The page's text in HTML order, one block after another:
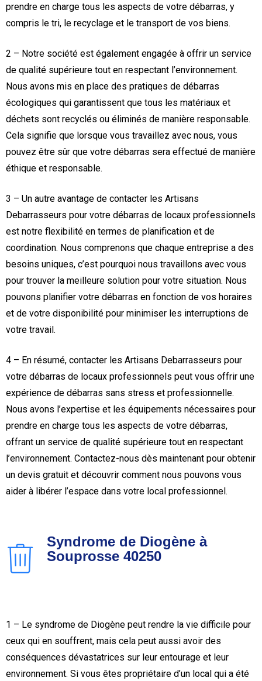
prendre en charge tous les aspects de votre débarras, y
compris le tri, le recyclage et le transport de vos biens.
2 – Notre société est également engagée à offrir un service
de qualité supérieure tout en respectant l’environnement.
Nous avons mis en place des pratiques de débarras
écologiques qui garantissent que tous les matériaux et
déchets sont recyclés ou éliminés de manière responsable.
Cela signifie que lorsque vous travaillez avec nous, vous
pouvez être sûr que votre débarras sera effectué de manière
éthique et responsable.
3 – Un autre avantage de contacter les Artisans
Debarrasseurs pour votre débarras de locaux professionnels
est notre flexibilité en termes de planification et de
coordination. Nous comprenons que chaque entreprise a des
besoins uniques, c’est pourquoi nous travaillons avec vous
pour trouver la meilleure solution pour votre situation. Nous
pouvons planifier votre débarras en fonction de vos horaires
et de votre disponibilité pour minimiser les interruptions de
votre travail.
4 – En résumé, contacter les Artisans Debarrasseurs pour
votre débarras de locaux professionnels peut vous offrir une
expérience de débarras sans stress et professionnelle.
Nous avons l’expertise et les équipements nécessaires pour
prendre en charge tous les aspects de votre débarras,
offrant un service de qualité supérieure tout en respectant
l’environnement. Contactez-nous dès maintenant pour obtenir
un devis gratuit et découvrir comment nous pouvons vous
aider à libérer l’espace dans votre local professionnel.
Syndrome de Diogène à
Souprosse 40250
1 – Le syndrome de Diogène peut rendre la vie difficile pour
ceux qui en souffrent, mais cela peut aussi avoir des
conséquences dévastatrices sur leur entourage et leur
environnement. Si vous êtes propriétaire d’un local qui a été